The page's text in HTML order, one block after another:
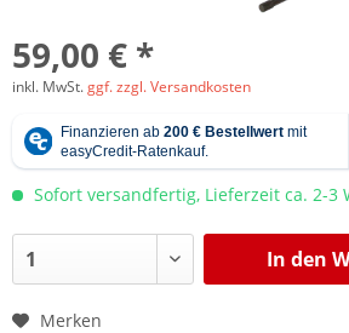
59,00 € *
inkl. MwSt.ggf. zzgl. Versandkosten
Sofort versandfertig, Lieferzeit ca. 2-3
In den
Merken